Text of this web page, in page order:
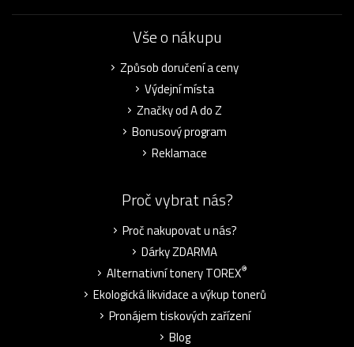
Vše o nákupu
Způsob doručení a ceny
Výdejní místa
Značky od A do Z
Bonusový program
Reklamace
Proč vybrat nás?
Proč nakupovat u nás?
Dárky ZDARMA
Alternativní tonery TOREX®
Ekologická likvidace a výkup tonerů
Pronájem tiskových zařízení
Blog